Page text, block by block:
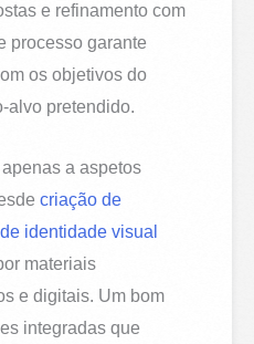
e refinamento com
processo garante
os objetivos do
alvo pretendido.
a aspetos
criação de
identidade visual
materiais
e digitais. Um bom
integradas que